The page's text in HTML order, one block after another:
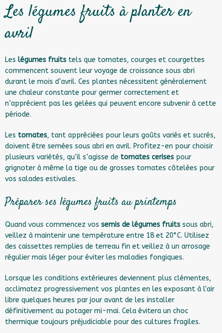
Les légumes fruits à planter en
avril
Les légumes fruits tels que tomates, courges et courgettes
commencent souvent leur voyage de croissance sous abri
durant le mois d’avril. Ces plantes nécessitent généralement
une chaleur constante pour germer correctement et
n’apprécient pas les gelées qui peuvent encore subvenir à cette
période.
Les tomates, tant appréciées pour leurs goûts variés et sucrés,
doivent être semées sous abri en avril. Profitez-en pour choisir
plusieurs variétés, qu’il s’agisse de tomates cerises pour
grignoter à même la tige ou de grosses tomates côtelées pour
vos salades estivales.
Préparer ses légumes fruits au printemps
Quand vous commencez vos semis de légumes fruits sous abri,
veillez à maintenir une température entre 18 et 20°C. Utilisez
des caissettes remplies de terreau fin et veillez à un arrosage
régulier mais léger pour éviter les maladies fongiques.
Lorsque les conditions extérieures deviennent plus clémentes,
acclimatez progressivement vos plantes en les exposant à l'air
libre quelques heures par jour avant de les installer
définitivement au potager mi-mai. Cela évitera un choc
thermique toujours préjudiciable pour des cultures fragiles.